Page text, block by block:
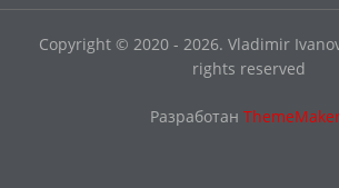
Copyright © 2020 - 2026. Vladimir
rights reserved
Разработан